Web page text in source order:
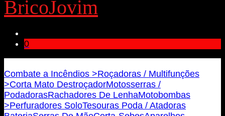
BricoJovim
0
Combate a Incêndios >Roçadoras / Multifunções
>Corta Mato DestroçadorMotosserras /
PodadorasRachadores De LenhaMotobombas
>Perfuradores SoloTesouras Poda / Atadoras